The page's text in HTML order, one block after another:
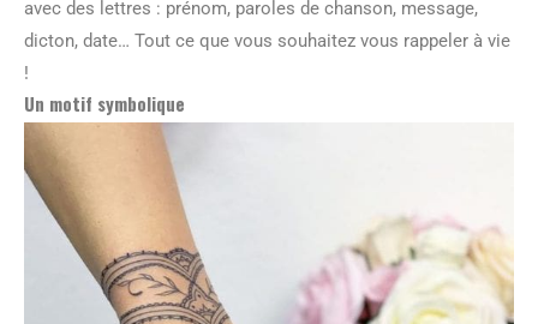
avec des lettres : prénom, paroles de chanson, message,
dicton, date… Tout ce que vous souhaitez vous rappeler à vie
!
Un motif symbolique